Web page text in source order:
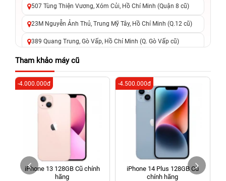
507 Tùng Thiện Vương, Xóm Củi, Hồ Chí Minh (Quận 8 cũ)
23M Nguyễn Ảnh Thủ, Trung Mỹ Tây, Hồ Chí Minh (Q.12 cũ)
389 Quang Trung, Gò Vấp, Hồ Chí Minh (Q. Gò Vấp cũ)
625 - 625A Âu Cơ, Tân Phú, Hồ Chí Minh (Quận Tân Phú cũ)
326 Lê Văn Việt, Tăng Nhơn Phú, Hồ Chí Minh (Q.9 TP. Thủ
Đức cũ)
256 Võ Văn Ngân, Thủ Đức, Hồ Chí Minh (Bình Thọ, TP. Thủ
Đức Cũ)
70 Nguyễn An Ninh, Dĩ An, Hồ Chí Minh (Bình Dương Cũ)
24h Vũng Tàu: 162A Ba Cu, Vũng Tàu, Hồ Chí Minh (TP. Vũng
Tàu cũ)
198 Hoàng Văn Thụ, Tân Sơn Nhất, Hồ Chí Minh (Tân Bình
Tham khảo máy cũ
iPhone 13 128GB Cũ chính
hãng
-4.000.000đ
iPhone 14 Plus 128GB Cũ
chính hãng
-4.500.000đ